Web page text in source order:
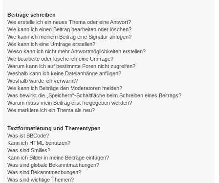
Beiträge schreiben
Wie erstelle ich ein neues Thema oder eine Antwort?
Wie kann ich einen Beitrag bearbeiten oder löschen?
Wie kann ich meinem Beitrag eine Signatur anfügen?
Wie kann ich eine Umfrage erstellen?
Wieso kann ich nicht mehr Antwortmöglichkeiten erstellen?
Wie bearbeite oder lösche ich eine Umfrage?
Warum kann ich auf bestimmte Foren nicht zugreifen?
Weshalb kann ich keine Dateianhänge anfügen?
Weshalb wurde ich verwarnt?
Wie kann ich Beiträge den Moderatoren melden?
Was bewirkt die „Speichern“-Schaltfläche beim Schreiben eines Beitrags?
Warum muss mein Beitrag erst freigegeben werden?
Wie markiere ich ein Thema als neu?
Textformatierung und Thementypen
Was ist BBCode?
Kann ich HTML benutzen?
Was sind Smilies?
Kann ich Bilder in meine Beiträge einfügen?
Was sind globale Bekanntmachungen?
Was sind Bekanntmachungen?
Was sind wichtige Themen?